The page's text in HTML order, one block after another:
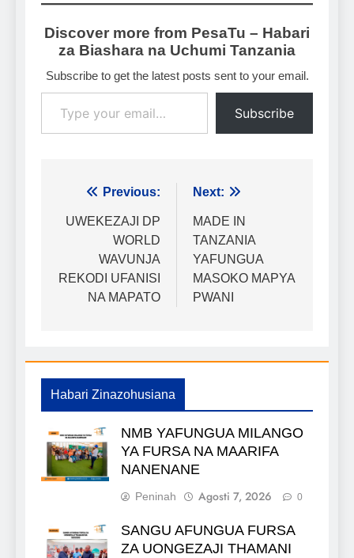
Discover more from PesaTu – Habari
za Biashara na Uchumi Tanzania
Subscribe to get the latest posts sent to your email.
Type your email…
Subscribe
Urambazaji
wa
chapisho
Previous:
UWEKEZAJI DP
WORLD
WAVUNJA
REKODI UFANISI
NA MAPATO
Next:
MADE IN
TANZANIA
YAFUNGUA
MASOKO MAPYA
PWANI
Habari Zinazohusiana
NMB YAFUNGUA MILANGO
YA FURSA NA MAARIFA
NANENANE
Peninah Agosti 7, 2026 0
SANGU AFUNGUA FURSA
ZA UONGEZAJI THAMANI